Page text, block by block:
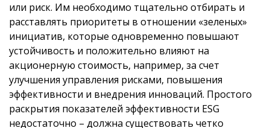
или риск. Им необходимо тщательно отбирать и
расставлять приоритеты в отношении «зеленых»
инициатив, которые одновременно повышают
устойчивость и положительно влияют на
акционерную стоимость, например, за счет
улучшения управления рисками, повышения
эффективности и внедрения инноваций. Простого
раскрытия показателей эффективности ESG
недостаточно – должна существовать четко